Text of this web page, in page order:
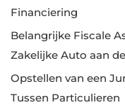
Financiering
Belangrijke Fiscale
Zakelijke Auto aan
Opstellen van een
Tussen Particulieren